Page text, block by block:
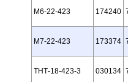
M6‑22‑423 174240
M7‑22‑423 173374
THT‑18‑423‑3 030134